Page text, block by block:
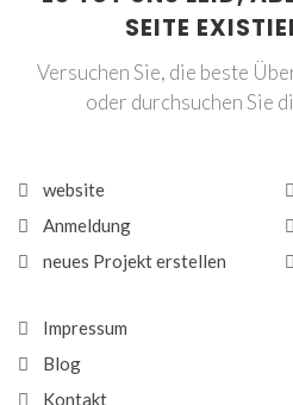
SEITE
Versuchen Sie, die beste
oder durchsuchen Sie
website
Anmeldung
neues Projekt erstellen
Impressum
Blog
Kontakt